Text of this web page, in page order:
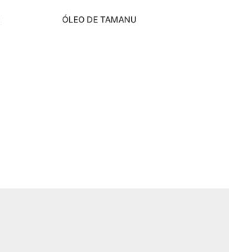
ÓLEO DE TAMANU